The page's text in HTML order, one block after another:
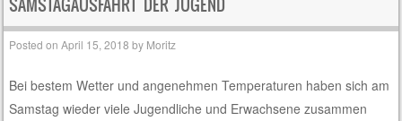
SAMSTAGAUSFAHRT DER JUGEND
Posted onApril 15, 2018 by Moritz
Bei bestem Wetter und angenehmen Temperaturen haben sich am
Samstag wieder viele Jugendliche und Erwachsene zusammen